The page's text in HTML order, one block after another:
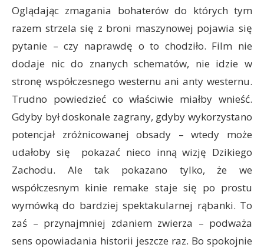
Oglądając zmagania bohaterów do których tym
razem strzela się z broni maszynowej pojawia się
pytanie – czy naprawdę o to chodziło. Film nie
dodaje nic do znanych schematów, nie idzie w
stronę współczesnego westernu ani anty westernu.
Trudno powiedzieć co właściwie miałby wnieść.
Gdyby był doskonale zagrany, gdyby wykorzystano
potencjał zróżnicowanej obsady – wtedy może
udałoby się pokazać nieco inną wizję Dzikiego
Zachodu. Ale tak pokazano tylko, że we
współczesnym kinie remake staje się po prostu
wymówką do bardziej spektakularnej rąbanki. To
zaś – przynajmniej zdaniem zwierza – podważa
sens opowiadania historii jeszcze raz. Bo spokojnie